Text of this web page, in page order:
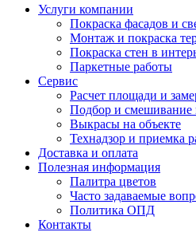
Услуги компании
Покраска фасадов и
Монтаж и покраска
Покраска стен в
Паркетные работы
Сервис
Расчет площади и
Подбор и смешивание
Выкрасы на объекте
Технадзор и приемка
Доставка и оплата
Полезная информация
Палитра цветов
Часто задаваемые
Политика ОПД
Контакты